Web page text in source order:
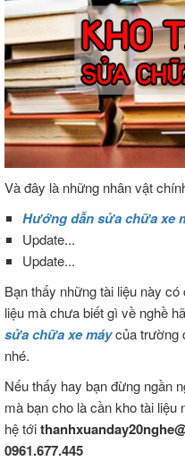
Và đây là những nhân vật
Hướng dẫn sửa chữa xe
Update...
Update...
Bạn thấy những tài liệu này
liệu mà chưa biết gì về nghề
sửa chữa xe máycủa trường
nhé.
Nếu thấy hay bạn đừng ngần
mà bạn cho là cần kho tài liệu
hệ tới
0961.677.445